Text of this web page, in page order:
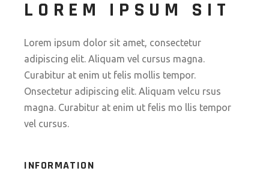
LOREM IPSUM SIT
Lorem ipsum dolor sit amet, consectetur
adipiscing elit. Aliquam vel cursus magna.
Curabitur at enim ut felis mollis tempor.
Onsectetur adipiscing elit. Aliquam velcu rsus
magna. Curabitur at enim ut felis mo llis tempor
vel cursus.
INFORMATION